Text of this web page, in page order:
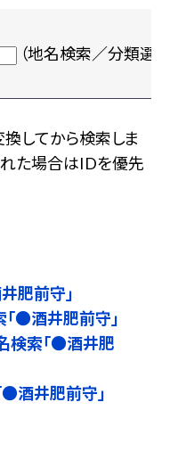
（地名検索／分類選択
してから検索しま
た場合はIDを優先
肥前守」
●酒井肥前守」
検索「●酒井肥
●酒井肥前守」